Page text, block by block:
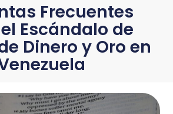
Frecuentes
Escándalo de
Dinero y Oro en